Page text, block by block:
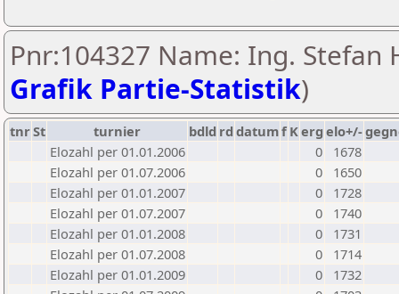
Pnr:104327 Name: Ing. Stefan
Grafik Partie-Statistik)
tnrSt turnier bdld rd datumf Kerg elo+/-
Elozahl per 01.01.2006
0
1678
Elozahl per 01.07.2006
0
1650
Elozahl per 01.01.2007
0
1728
Elozahl per 01.07.2007
0
1740
Elozahl per 01.01.2008
0
1731
Elozahl per 01.07.2008
0
1714
Elozahl per 01.01.2009
0
1732